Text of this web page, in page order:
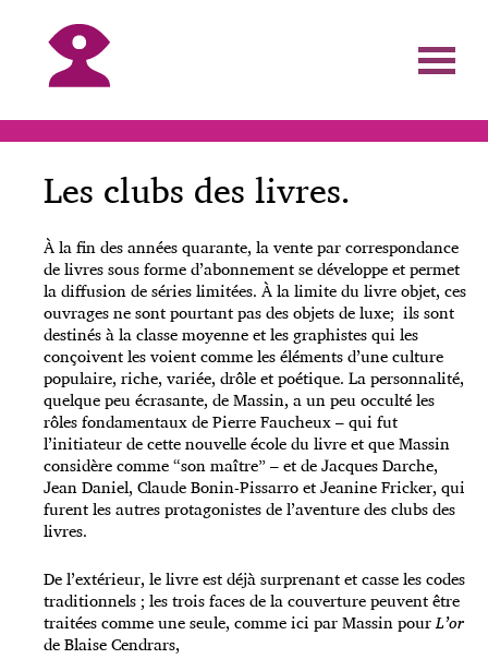
Les clubs des livres.
À la fin des années quarante, la vente par correspondance
de livres sous forme d’abonnement se développe et permet
la diffusion de séries limitées. À la limite du livre objet, ces
ouvrages ne sont pourtant pas des objets de luxe; ils sont
destinés à la classe moyenne et les graphistes qui les
conçoivent les voient comme les éléments d’une culture
populaire, riche, variée, drôle et poétique. La personnalité,
quelque peu écrasante, de Massin, a un peu occulté les
rôles fondamentaux de Pierre Faucheux – qui fut
l’initiateur de cette nouvelle école du livre et que Massin
considère comme “son maître” – et de Jacques Darche,
Jean Daniel, Claude Bonin-Pissarro et Jeanine Fricker, qui
furent les autres protagonistes de l’aventure des clubs des
livres.
De l’extérieur, le livre est déjà surprenant et casse les codes
traditionnels ; les trois faces de la couverture peuvent être
traitées comme une seule, comme ici par Massin pourL’or
de Blaise Cendrars,